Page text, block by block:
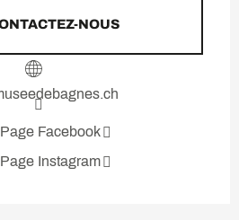
NOUS
Page Facebook
Page Instagram